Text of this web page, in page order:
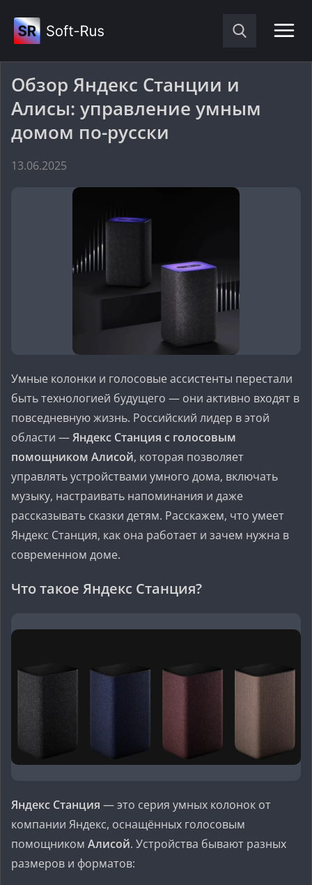
Обзор Яндекс Станции и
Алисы: управление умным
домом по-русски
13.06.2025
Умные колонки и голосовые ассистенты перестали
быть технологией будущего — они активно входят в
повседневную жизнь. Российский лидер в этой
области —Яндекс Станция с голосовым
помощником Алисой, которая позволяет
управлять устройствами умного дома, включать
музыку, настраивать напоминания и даже
рассказывать сказки детям. Расскажем, что умеет
Яндекс Станция, как она работает и зачем нужна в
современном доме.
Что такое Яндекс Станция?
Яндекс Станция — это серия умных колонок от
компании Яндекс, оснащённых голосовым
помощником Алисой. Устройства бывают разных
размеров и форматов: